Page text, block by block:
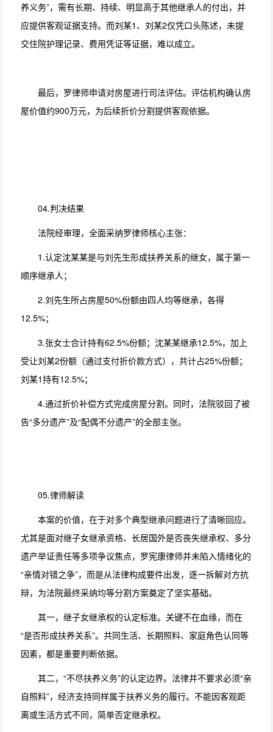
养义务”，需有长期、持续、明显高于其他继承人的付出，并
应提供客观证据支持。而刘某1、刘某2仅凭口头陈述，未提
交住院护理记录、费用凭证等证据，难以成立。
最后，罗律师申请对房屋进行司法评估。评估机构确认房
屋价值约900万元，为后续折价分割提供客观依据。
04.判决结果
法院经审理，全面采纳罗律师核心主张：
1.认定沈某某是与刘先生形成扶养关系的继女，属于第一
顺序继承人；
2.刘先生所占房屋50%份额由四人均等继承，各得
12.5%；
3.张女士合计持有62.5%份额；沈某某继承12.5%，加上
受让刘某2份额（通过支付折价款方式），共计占25%份额；
刘某1持有12.5%；
4.通过折价补偿方式完成房屋分割。同时，法院驳回了被
告“多分遗产”及“配偶不分遗产”的全部主张。
05.律师解读
本案的价值，在于对多个典型继承问题进行了清晰回应。
尤其是面对继子女继承资格、长居国外是否丧失继承权、多分
遗产举证责任等多项争议焦点，罗宪康律师并未陷入情绪化的
“亲情对错之争”，而是从法律构成要件出发，逐一拆解对方抗
辩，为法院最终采纳均等分割方案奠定了坚实基础。
其一，继子女继承权的认定标准。关键不在血缘，而在
“是否形成扶养关系”。共同生活、长期照料、家庭角色认同等
因素，都是重要判断依据。
其二，“不尽扶养义务”的认定边界。法律并不要求必须“亲
自照料”，经济支持同样属于扶养义务的履行。不能因客观距
离或生活方式不同，简单否定继承权。